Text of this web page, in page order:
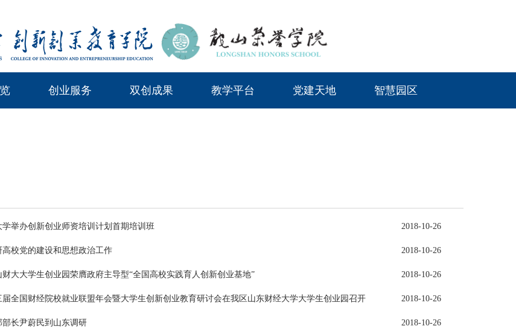
创业服务 双创成果 教学平台 党建天地 智慧园区
学举办创新创业师资培训计划首期培训班 2018-10-26
高校党的建设和思想政治工作 2018-10-26
财大大学生创业园荣膺政府主导型“全国高校实践育人创新创业基地” 2018-10-26
届全国财经院校就业联盟年会暨大学生创新创业教育研讨会在我区山东财经大学大学生创业园召开 2018-10-26
部长尹蔚民到山东调研 2018-10-26